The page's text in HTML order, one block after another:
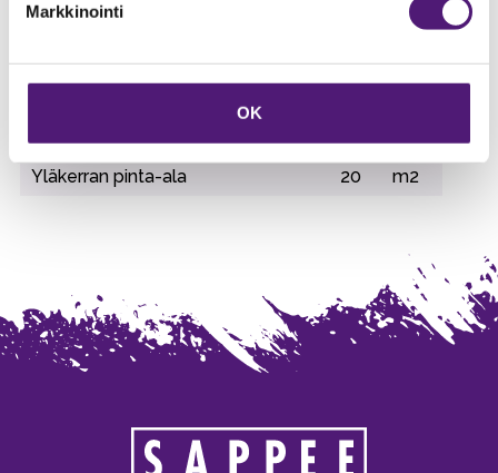
Markkinointi
OK
Vedenkeitin
Vuodepaikat
8
kpl
WC
2
Yläkerran pinta-ala
20 m2